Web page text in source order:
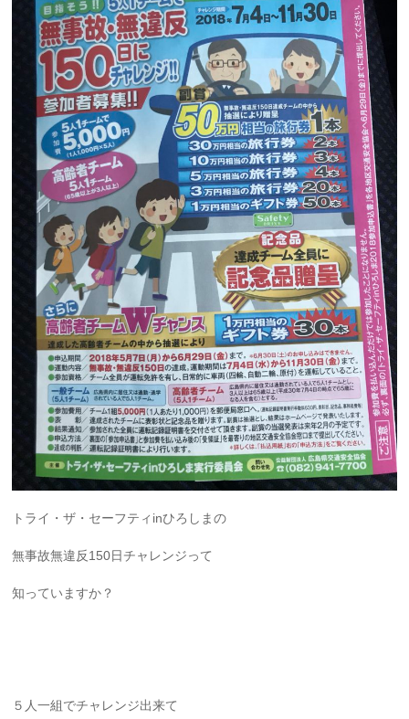
トライ・ザ・セーフティinひろしまの
無事故無違反150日チャレンジって
知っていますか？
５人一組でチャレンジ出来て